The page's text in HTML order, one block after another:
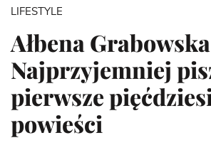
LIFESTYLE
Ałbena
Najprzyjemniej
pierwsze
powieści